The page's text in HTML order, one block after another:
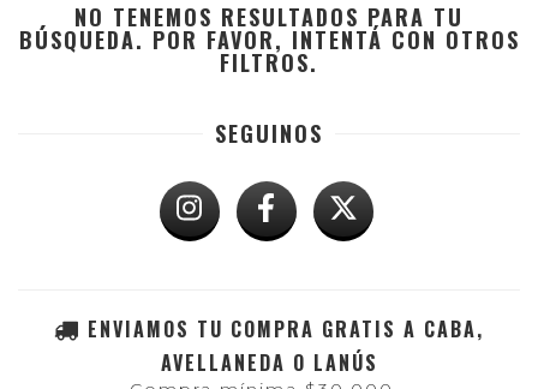
NO TENEMOS RESULTADOS PARA TU
BÚSQUEDA. POR FAVOR, INTENTÁ CON OTROS
FILTROS.
SEGUINOS
ENVIAMOS TU COMPRA GRATIS A CABA,
AVELLANEDA O LANÚS